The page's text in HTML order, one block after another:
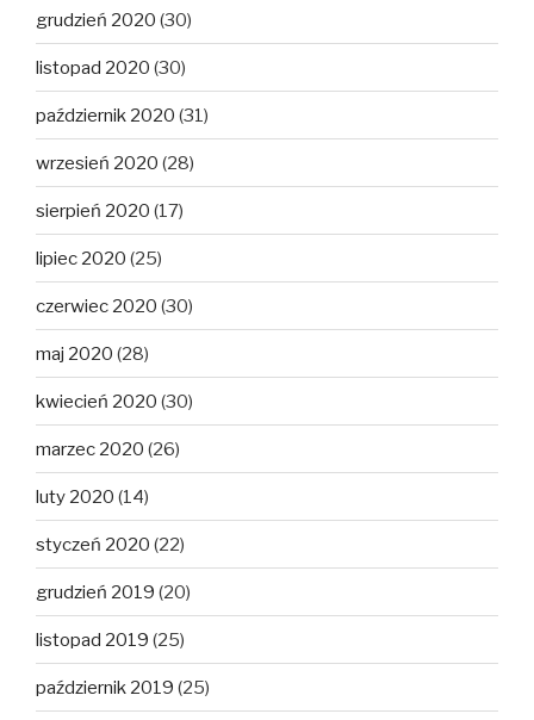
grudzień 2020 (30)
listopad 2020 (30)
październik 2020 (31)
wrzesień 2020 (28)
sierpień 2020 (17)
lipiec 2020 (25)
czerwiec 2020 (30)
maj 2020 (28)
kwiecień 2020 (30)
marzec 2020 (26)
luty 2020 (14)
styczeń 2020 (22)
grudzień 2019 (20)
listopad 2019 (25)
październik 2019 (25)